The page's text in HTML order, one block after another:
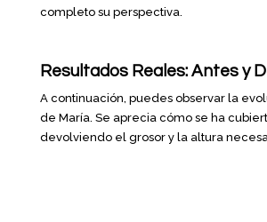
completo su perspectiva.
Resultados Reales: Antes y
A continuación, puedes observar la
de María. Se aprecia cómo se ha
devolviendo el grosor y la altura